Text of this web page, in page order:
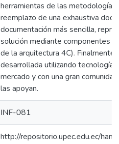
herramientas de las metodologías
reemplazo de una exhaustiva
documentación más sencilla,
solución mediante componentes
de la arquitectura 4C).
desarrollada utilizando
mercado y con una gran
las apoyan.
INF-081
http://repositorio.upec.edu.ec/